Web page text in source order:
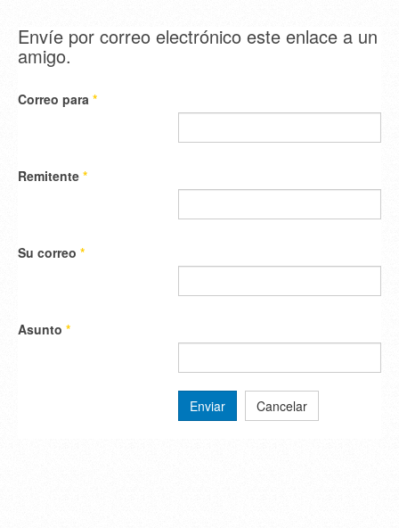
Envíe por correo electrónico este enlace a un
amigo.
Correo para *
Remitente *
Su correo *
Asunto *
Enviar Cancelar